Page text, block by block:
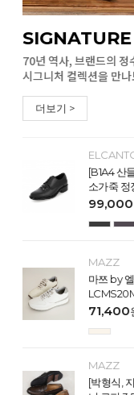
SIGNATURE
70년 역사, 브랜드의 정
시그니처 컬렉션을 만
더보기 >
[B1A4 산
소가죽
99,000
MAZZ
마쯔 by
71,400
MAZZ
[박형식,